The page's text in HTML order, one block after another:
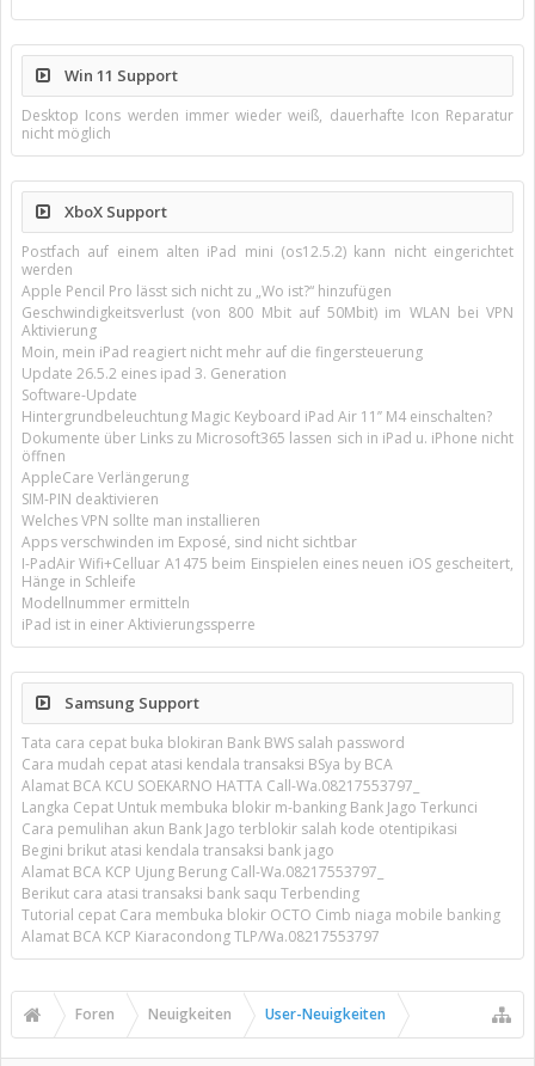
Win 11 Support
Desktop Icons werden immer wieder weiß, dauerhafte Icon Reparatur
nicht möglich
XboX Support
Postfach auf einem alten iPad mini (os12.5.2) kann nicht eingerichtet
werden
Apple Pencil Pro lässt sich nicht zu „Wo ist?“ hinzufügen
Geschwindigkeitsverlust (von 800 Mbit auf 50Mbit) im WLAN bei VPN
Aktivierung
Moin, mein iPad reagiert nicht mehr auf die fingersteuerung
Update 26.5.2 eines ipad 3. Generation
Software-Update
Hintergrundbeleuchtung Magic Keyboard iPad Air 11’’ M4 einschalten?
Dokumente über Links zu Microsoft365 lassen sich in iPad u. iPhone nicht
öffnen
AppleCare Verlängerung
SIM-PIN deaktivieren
Welches VPN sollte man installieren
Apps verschwinden im Exposé, sind nicht sichtbar
I-PadAir Wifi+Celluar A1475 beim Einspielen eines neuen iOS gescheitert,
Hänge in Schleife
Modellnummer ermitteln
iPad ist in einer Aktivierungssperre
Samsung Support
Tata cara cepat buka blokiran Bank BWS salah password
Cara mudah cepat atasi kendala transaksi BSya by BCA
Alamat BCA KCU SOEKARNO HATTA Call-Wa.08217553797_
Langka Cepat Untuk membuka blokir m-banking Bank Jago Terkunci
Cara pemulihan akun Bank Jago terblokir salah kode otentipikasi
Begini brikut atasi kendala transaksi bank jago
Alamat BCA KCP Ujung Berung Call-Wa.08217553797_
Berikut cara atasi transaksi bank saqu Terbending
Tutorial cepat Cara membuka blokir OCTO Cimb niaga mobile banking
Alamat BCA KCP Kiaracondong TLP/Wa.08217553797
Foren Neuigkeiten User-Neuigkeiten